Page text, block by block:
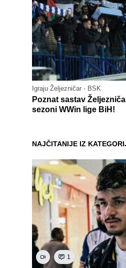
Igraju Željezničar - BSK
Poznat sastav
sezoni WWin lige BiH!
NAJČITANIJE IZ
1